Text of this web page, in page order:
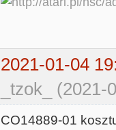
2021-01-04
_tzok_
CO14889-01